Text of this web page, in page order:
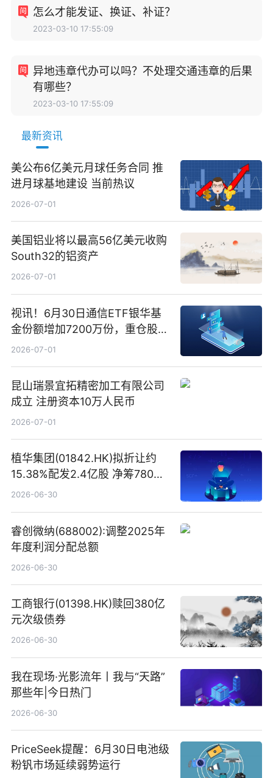
怎么才能发证、换证、补证？
2023-03-10 17:55:09
异地违章代办可以吗？不处理交通违章的后果
有哪些？
2023-03-10 17:55:09
最新资讯
美公布6亿美元月球任务合同 推
进月球基地建设 当前热议
2026-07-01
美国铝业将以最高56亿美元收购
South32的铝资产
2026-07-01
视讯！6月30日通信ETF银华基
金份额增加7200万份，重仓股新
易盛、中际旭创、立讯精密
2026-07-01
昆山瑞景宜拓精密加工有限公司
成立 注册资本10万人民币
2026-07-01
植华集团(01842.HK)拟折让约
15.38%配发2.4亿股 净筹780万
港元
2026-06-30
睿创微纳(688002):调整2025年
年度利润分配总额
2026-06-30
工商银行(01398.HK)赎回380亿
元次级债券
2026-06-30
我在现场·光影流年丨我与“天路”
那些年|今日热门
2026-06-30
PriceSeek提醒：6月30日电池级
粉钒市场延续弱势运行